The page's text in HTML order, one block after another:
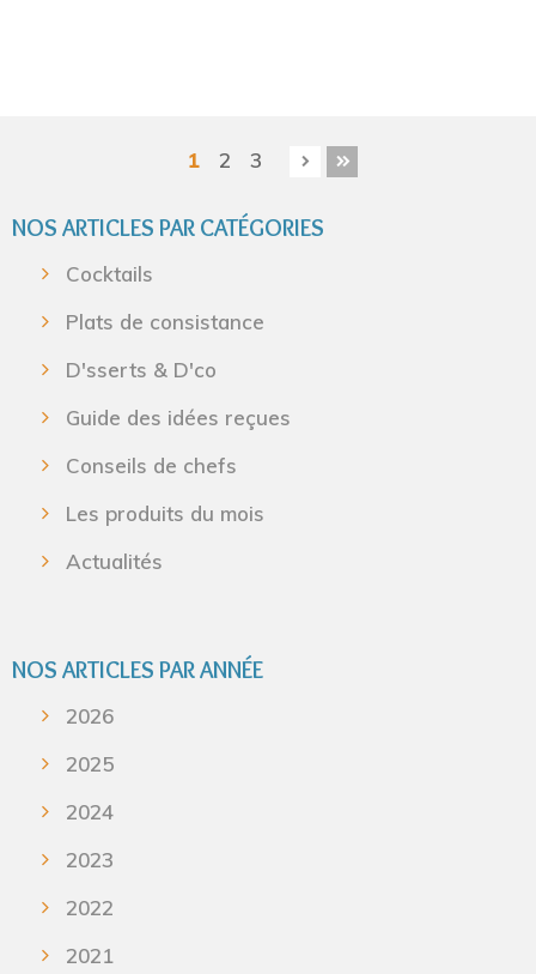
1 2 3
NOS ARTICLES PAR CATÉGORIES
Cocktails
Plats de consistance
D'sserts & D'co
Guide des idées reçues
Conseils de chefs
Les produits du mois
Actualités
NOS ARTICLES PAR ANNÉE
2026
2025
2024
2023
2022
2021